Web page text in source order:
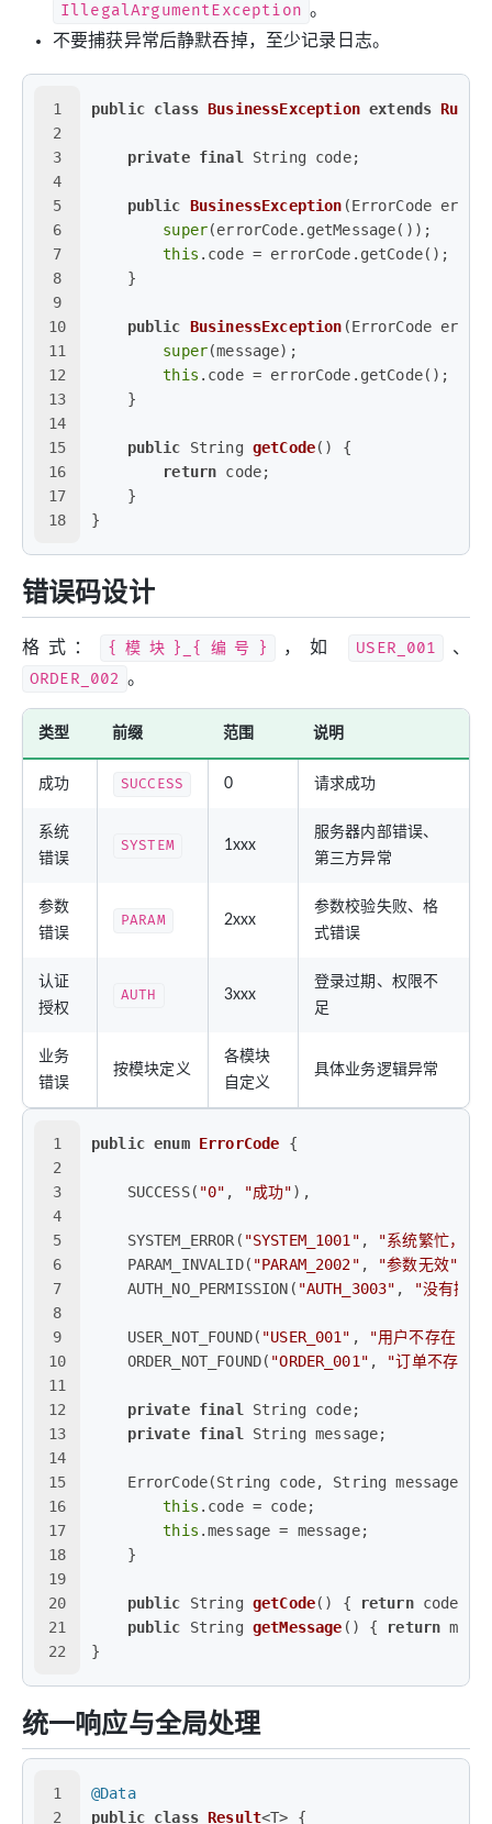
IllegalArgumentException 。
不要捕获异常后静默吞掉，至少记录日志。
1
2
3
4
5
6
7
8
9
10
11
12
13
14
15
16
17
18
public class BusinessException extends
private final String code;
public BusinessException (ErrorCode
super(errorCode.getMessage());
this .code = errorCode.getCode();
    }
public BusinessException (ErrorCode
super(message);
this .code = errorCode.getCode();
    }
public String getCode()
{
return code;
    }
}
错误码设计
格式： {模块}_{编号} ，如 USER_001 、
ORDER_002 。
类型 前缀 范围 说明
成功 SUCCESS 0 请求成功
系统
错误
SYSTEM 1xxx
服务器内部错误、
第三方异常
参数
错误
PARAM 2xxx
参数校验失败、格
式错误
认证
授权
AUTH 3xxx
登录过期、权限不
足
业务
错误
按模块定义
各模块
自定义
具体业务逻辑异常
1
2
3
4
5
6
7
8
9
10
11
12
13
14
15
16
17
18
19
20
21
22
public enum ErrorCode {
    SUCCESS(
"0" , "成功"),
    SYSTEM_ERROR(
"SYSTEM_1001" ,
"系统繁忙，请
    PARAM_INVALID(
"PARAM_2002" , "参数无效"
    AUTH_NO_PERMISSION(
"AUTH_3003" , "没有操作
    USER_NOT_FOUND(
"USER_001" , "用户不存在"
    ORDER_NOT_FOUND(
"ORDER_001" , "订单不存在"
private final
String code;
private final String message;
    ErrorCode(String code, String message) {
this .code = code;
this .message = message;
    }
public String getCode() { return code; }
public String getMessage () { return
}
统一响应与全局处理
1
2
@Data
public class Result<T> {